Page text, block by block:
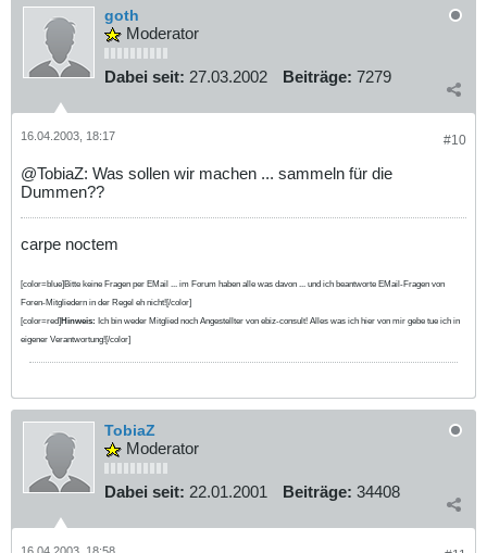
goth
Moderator
Dabei seit: 27.03.2002 Beiträge: 7279
#10
16.04.2003, 18:17
@TobiaZ: Was sollen wir machen ... sammeln für die
Dummen??
carpe noctem
[color=blue]Bitte keine Fragen per EMail ... im Forum haben alle was davon ... und ich beantworte EMail-Fragen von
Foren-Mitgliedern in der Regel eh nicht![/color]
[color=red] Hinweis: Ich bin weder Mitglied noch Angestellter von ebiz-consult! Alles was ich hier von mir gebe tue ich in
eigener Verantwortung![/color]
TobiaZ
Moderator
Dabei seit: 22.01.2001 Beiträge: 34408